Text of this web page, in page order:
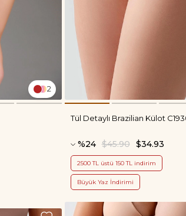
2
Tül Detaylı Brazilian Külot
%24 $34.93
$45.90
2500 TL üstü 150 TL indirim
Büyük Yaz İndirimi